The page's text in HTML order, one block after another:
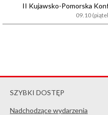
II Kujawsko-Pomorska
09.10
SZYBKI DOSTĘP
Nadchodzące wydarzenia